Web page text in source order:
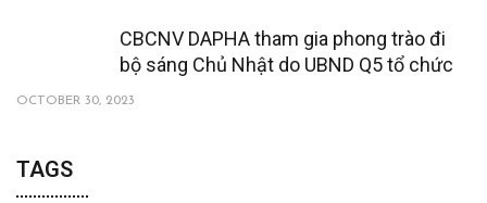
CBCNV DAPHA tham gia phong trào đi
bộ sáng Chủ Nhật do UBND Q5 tổ chức
OCTOBER 30, 2023
TAGS